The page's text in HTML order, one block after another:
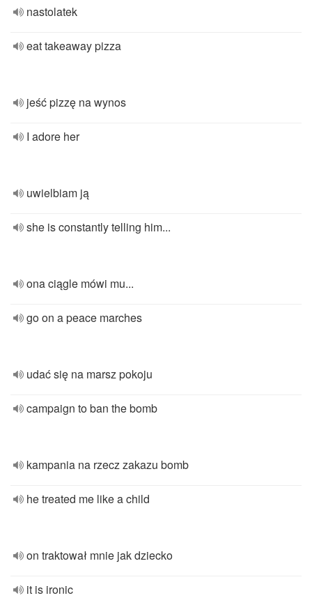
nastolatek
eat takeaway pizza
jeść pizzę na wynos
I adore her
uwielbiam ją
she is constantly telling him...
ona ciągle mówi mu...
go on a peace marches
udać się na marsz pokoju
campaign to ban the bomb
kampania na rzecz zakazu bomb
he treated me like a child
on traktował mnie jak dziecko
it is ironic